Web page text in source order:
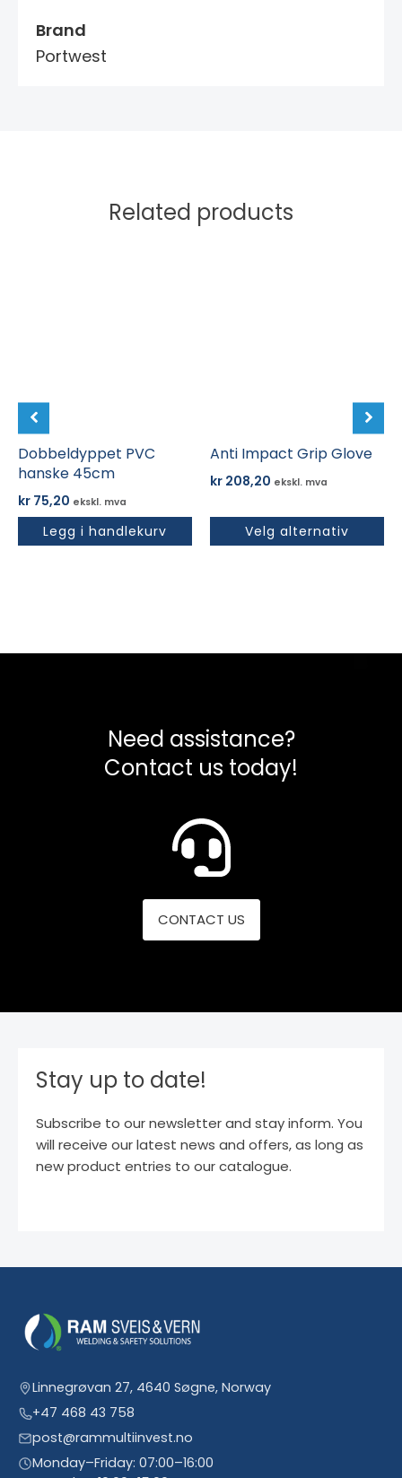
Brand
Portwest
Related products
Dobbeldyppet PVC
hanske 45cm
kr 75,20 ekskl. mva
Legg i handlekurv
Anti Impact Grip Glove
kr 208,20 ekskl. mva
Velg alternativ
produktsiden
Need assistance?
Contact us today!
CONTACT US
Stay up to date!
Subscribe to our newsletter and stay inform. You
will receive our latest news and offers, as long as
new product entries to our catalogue.
Linnegrøvan 27, 4640 Søgne, Norway
+47 468 43 758
post@rammultiinvest.no
Monday–Friday: 07:00–16:00